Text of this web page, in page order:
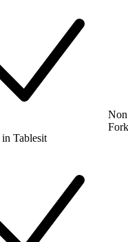
in Tablesit
Fork